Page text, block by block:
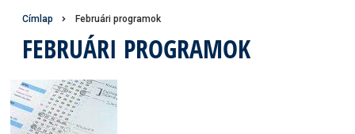
Morzsa
Címlap Februári programok
FEBRUÁRI PROGRAMOK